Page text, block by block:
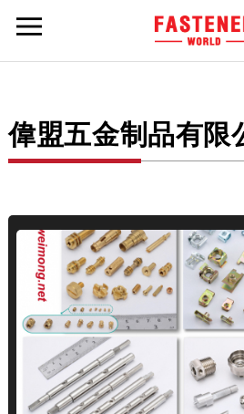
偉盟五金制品有限